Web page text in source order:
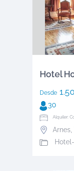
Hotel
Desde
30
Alquiler:
Arnes,